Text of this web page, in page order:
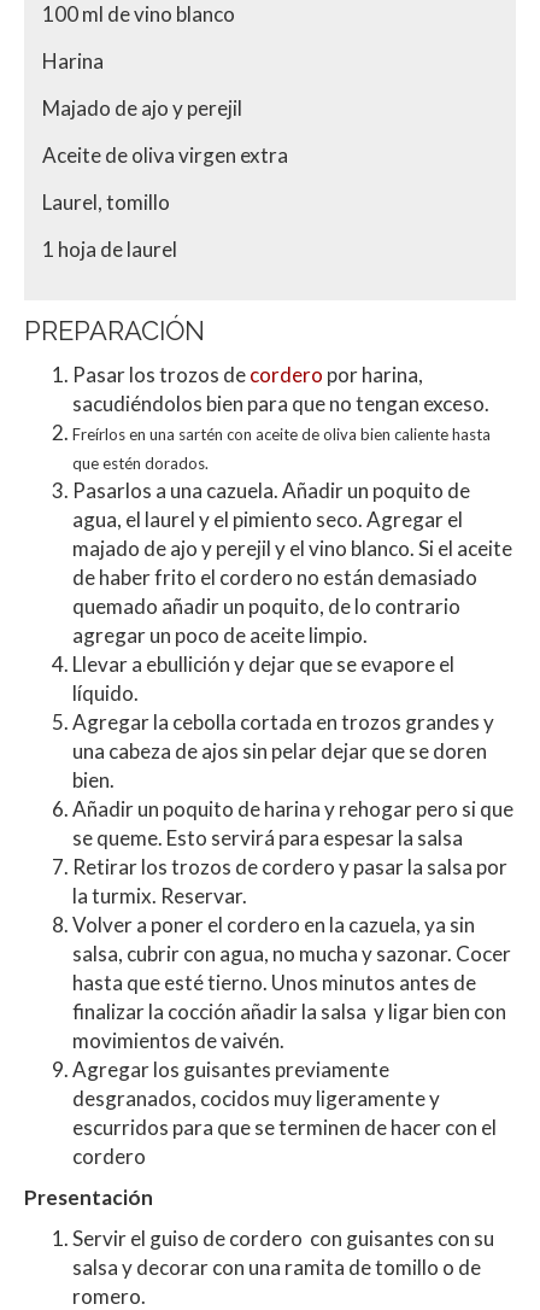
100 ml de vino blanco
Harina
Majado de ajo y perejil
Aceite de oliva virgen extra
Laurel, tomillo
1 hoja de laurel
PREPARACIÓN
Pasar los trozos decordero por harina,
sacudiéndolos bien para que no tengan exceso.
Freírlos en una sartén con aceite de oliva bien caliente hasta
que estén dorados.
Pasarlos a una cazuela. Añadir un poquito de
agua, el laurel y el pimiento seco. Agregar el
majado de ajo y perejil y el vino blanco. Si el aceite
de haber frito el cordero no están demasiado
quemado añadir un poquito, de lo contrario
agregar un poco de aceite limpio.
Llevar a ebullición y dejar que se evapore el
líquido.
Agregar la cebolla cortada en trozos grandes y
una cabeza de ajos sin pelar dejar que se doren
bien.
Añadir un poquito de harina y rehogar pero si que
se queme. Esto servirá para espesar la salsa
Retirar los trozos de cordero y pasar la salsa por
la turmix. Reservar.
Volver a poner el cordero en la cazuela, ya sin
salsa, cubrir con agua, no mucha y sazonar. Cocer
hasta que esté tierno. Unos minutos antes de
finalizar la cocción añadir la salsa y ligar bien con
movimientos de vaivén.
Agregar los guisantes previamente
desgranados, cocidos muy ligeramente y
escurridos para que se terminen de hacer con el
cordero
Presentación
Servir el guiso de cordero con guisantes con su
salsa y decorar con una ramita de tomillo o de
romero.